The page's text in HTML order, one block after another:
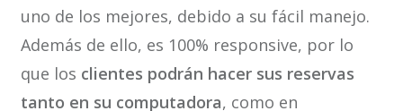
uno de los mejores, debido a su fácil manejo.
Además de ello, es 100% responsive, por lo
que los clientes podrán hacer sus reservas
tanto en su computadora, como en